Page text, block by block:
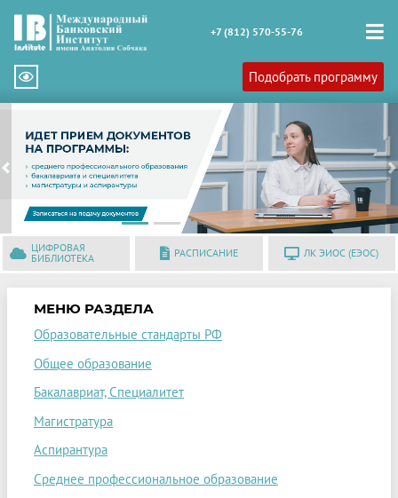
+7 (812) 570-55-76
Подобрать программу
Previous
ЦИФРОВАЯ
БИБЛИОТЕКА
РАСПИСАНИЕ ЛК ЭИОС (ЕЭОС)
МЕНЮ РАЗДЕЛА
Образовательные стандарты РФ
Общее образование
Бакалавриат, Специалитет
Магистратура
Аспирантура
Среднее профессиональное образование